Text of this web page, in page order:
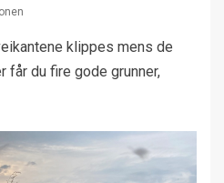
klippes mens de
får du fire gode grunner,